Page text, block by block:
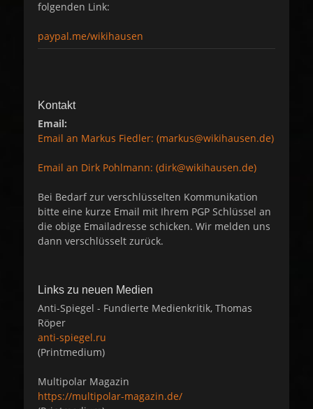
folgenden Link:
paypal.me/wikihausen
Kontakt
Email:
Email an Markus Fiedler: (markus@wikihausen.de)
Email an Dirk Pohlmann: (dirk@wikihausen.de)
Bei Bedarf zur verschlüsselten Kommunikation
bitte eine kurze Email mit Ihrem PGP Schlüssel an
die obige Emailadresse schicken. Wir melden uns
dann verschlüsselt zurück.
Links zu neuen Medien
Anti-Spiegel - Fundierte Medienkritik, Thomas
Röper
anti-spiegel.ru
(Printmedium)
Multipolar Magazin
https://multipolar-magazin.de/